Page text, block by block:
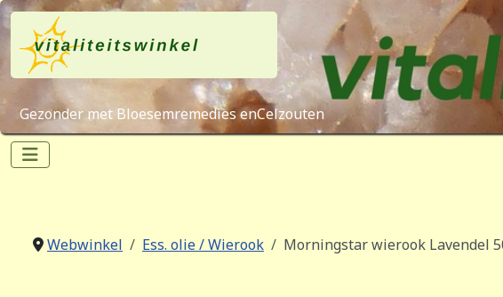
Gezonder met Bloesemremedies enCelzouten
Webwinkel Ess. olie / Wierook Morningstar wierook Lavendel